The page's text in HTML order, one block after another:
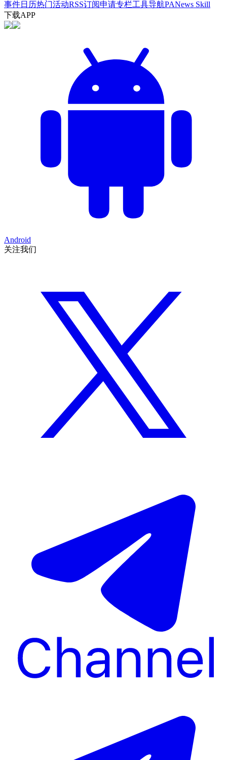
事件日历热门活动RSS订阅申请专栏工具导航PANews Skill
下载APP
Android
关注我们